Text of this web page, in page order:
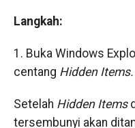
Langkah:
1. Buka Windows
centang Hidden Items.
Setelah Hidden Items
tersembunyi akan